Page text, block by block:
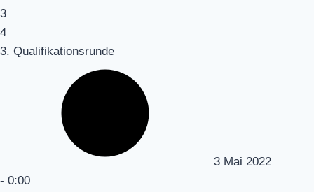
3
4
3. Qualifikationsrunde
3 Mai 2022
- 0:00